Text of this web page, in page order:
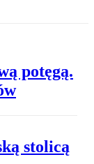
potęgą.
stolicą